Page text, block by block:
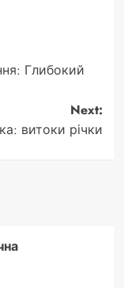
Глибокий
Next:
витоки річки